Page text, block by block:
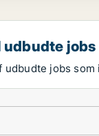
udbudte jobs